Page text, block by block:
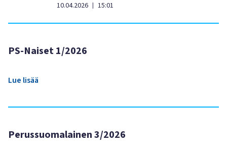
10.04.2026 | 15:01
PS-Naiset 1/2026
Lue lisää
Perussuomalainen 3/2026